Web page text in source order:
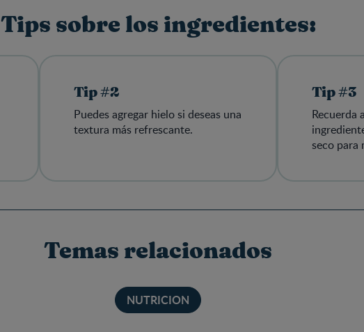
Tips sobre los ingredientes:
Tip #2
Puedes agregar hielo si deseas una
textura más refrescante.
Tip #3
Recuerda
seco para
Temas relacionados
NUTRICION